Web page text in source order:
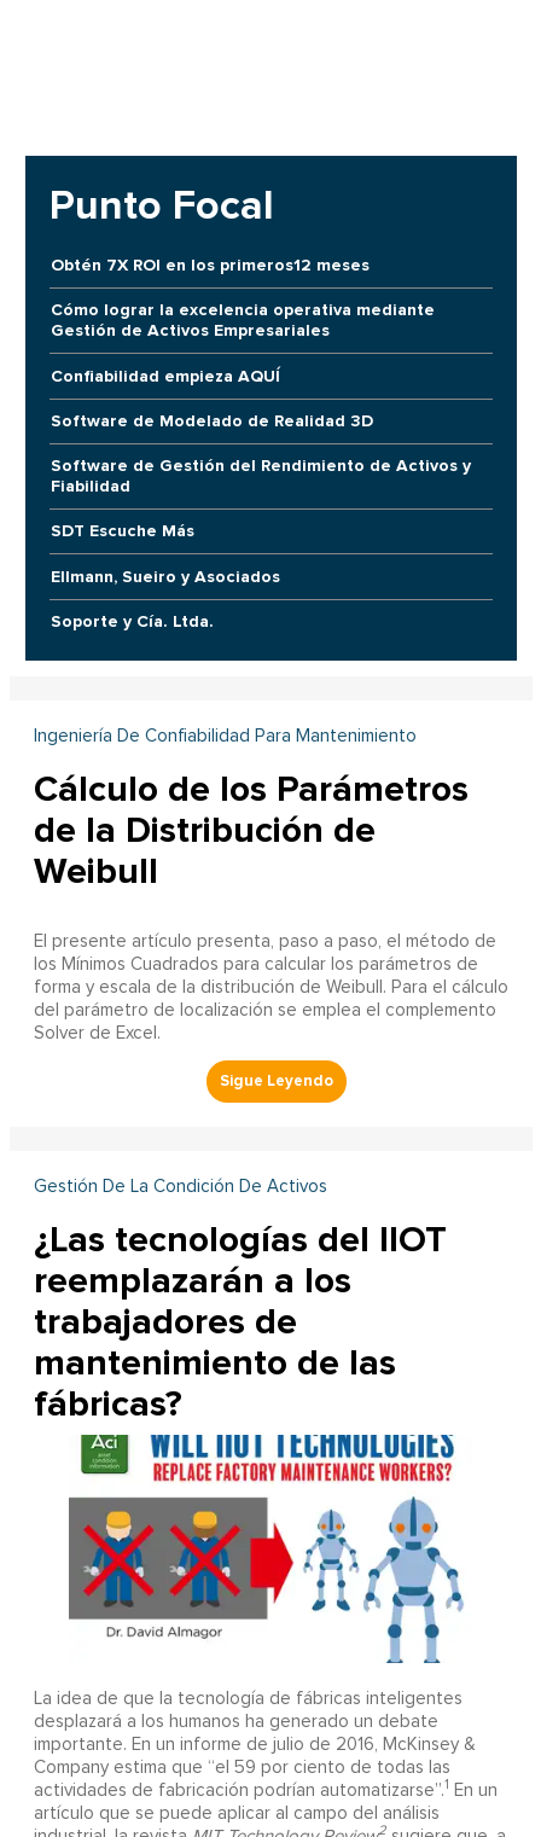
Punto Focal
Obtén 7X ROI en los primeros12 meses
Cómo lograr la excelencia operativa mediante
Gestión de Activos Empresariales
Confiabilidad empieza AQUÍ
Software de Modelado de Realidad 3D
Software de Gestión del Rendimiento de Activos y
Fiabilidad
SDT Escuche Más
Ellmann, Sueiro y Asociados
Soporte y Cía. Ltda.
Ingeniería De Confiabilidad Para Mantenimiento
Cálculo de los Parámetros
de la Distribución de
Weibull
El presente artículo presenta, paso a paso, el método de
los Mínimos Cuadrados para calcular los parámetros de
forma y escala de la distribución de Weibull. Para el cálculo
del parámetro de localización se emplea el complemento
Solver de Excel.
Gestión De La Condición De Activos
¿Las tecnologías del IIOT
reemplazarán a los
trabajadores de
mantenimiento de las
fábricas?
La idea de que la tecnología de fábricas inteligentes
desplazará a los humanos ha generado un debate
importante. En un informe de julio de 2016, McKinsey &
Company estima que “el 59 por ciento de todas las
actividades de fabricación podrían automatizarse”.1
En un
artículo que se puede aplicar al campo del análisis
2